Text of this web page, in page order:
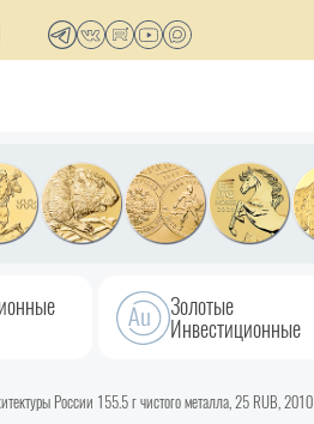
Золотые
Инвестиционные
России 155.5 г чистого металла, 25 RUB, 2010